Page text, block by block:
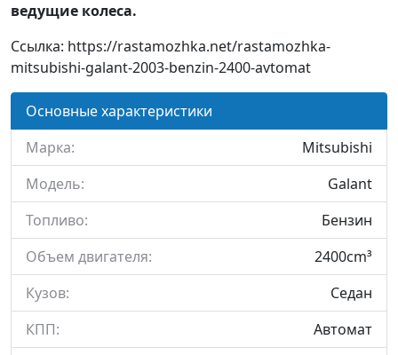
ведущие колеса.
Ссылка: https://rastamozhka.net/rastamozhka-
mitsubishi-galant-2003-benzin-2400-avtomat
Основные характеристики
Марка:
Mitsubishi
Модель:
Galant
Топливо:
Бензин
Объем двигателя:
2400cm³
Кузов:
Седан
КПП:
Автомат